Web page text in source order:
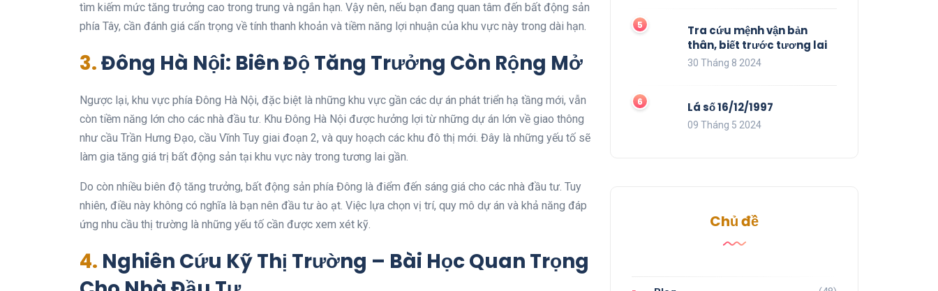
tìm kiếm mức tăng trưởng cao trong trung và ngắn hạn. Vậy nên, nếu bạn đang quan tâm đến bất động sản
phía Tây, cần đánh giá cẩn trọng về tính thanh khoản và tiềm năng lợi nhuận của khu vực này trong dài hạn.
3.Đông Hà Nội: Biên Độ Tăng Trưởng Còn Rộng Mở
Ngược lại, khu vực phía Đông Hà Nội, đặc biệt là những khu vực gần các dự án phát triển hạ tầng mới, vẫn
còn tiềm năng lớn cho các nhà đầu tư. Khu Đông Hà Nội được hưởng lợi từ những dự án lớn về giao thông
như cầu Trần Hưng Đạo, cầu Vĩnh Tuy giai đoạn 2, và quy hoạch các khu đô thị mới. Đây là những yếu tố sẽ
làm gia tăng giá trị bất động sản tại khu vực này trong tương lai gần.
Do còn nhiều biên độ tăng trưởng, bất động sản phía Đông là điểm đến sáng giá cho các nhà đầu tư. Tuy
nhiên, điều này không có nghĩa là bạn nên đầu tư ào ạt. Việc lựa chọn vị trí, quy mô dự án và khả năng đáp
ứng nhu cầu thị trường là những yếu tố cần được xem xét kỹ.
4. Nghiên Cứu Kỹ Thị Trường – Bài Học Quan Trọng
Tra cứu mệnh vận bản
thân, biết trước tương lai
30 Tháng 8 2024
Lá số 16/12/1997
09 Tháng 5 2024
Chủ đề